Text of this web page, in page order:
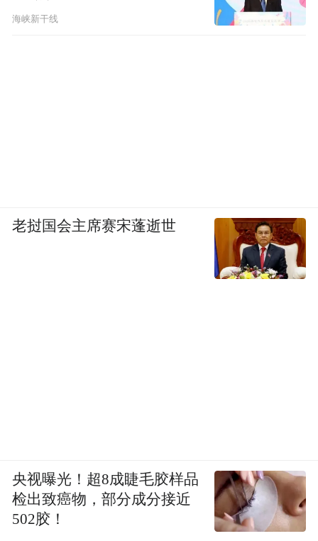
海峡新干线
老挝国会主席赛宋蓬逝世
央视曝光！超8成睫毛胶样品
检出致癌物，部分成分接近
502胶！